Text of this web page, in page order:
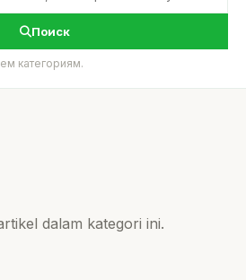
Поиск
категориям.
dalam kategori ini.